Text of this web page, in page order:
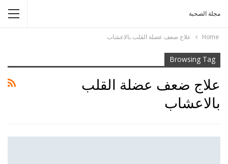
مجلة الصحبة
Home علاج ضعف عضلة القلب بالاعشاب
Browsing Tag
علاج ضعف عضلة القلب
بالاعشاب